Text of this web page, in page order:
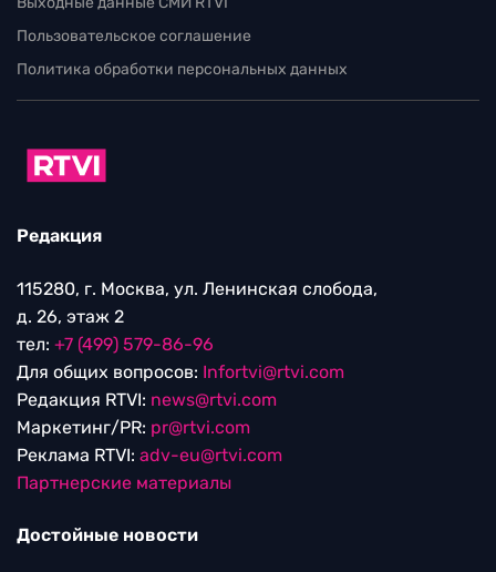
Пользовательское соглашение
Политика обработки персональных данных
Редакция
115280, г. Москва, ул. Ленинская слобода,
д. 26, этаж 2
тел: +7 (499) 579-86-96
Для общих вопросов: Infortvi@rtvi.com
Редакция RTVI: news@rtvi.com
Маркетинг/PR: pr@rtvi.com
Реклама RTVI: adv-eu@rtvi.com
Партнерские материалы
Достойные новости